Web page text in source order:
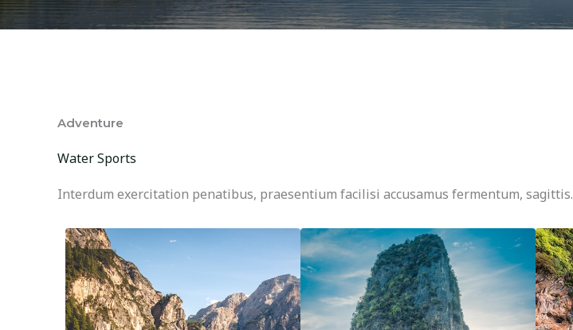
Adventure
Water Sports
Interdum exercitation penatibus, praesentium facilisi accusamus fermentum, sagittis.